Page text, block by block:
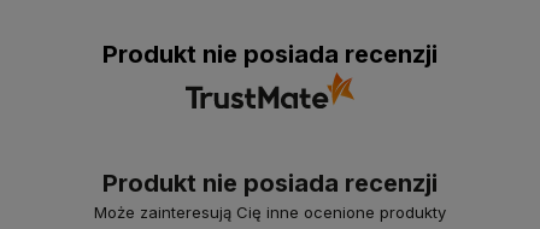
Produkt nie posiada recenzji
Produkt nie posiada recenzji
Może zainteresują Cię inne ocenione produkty